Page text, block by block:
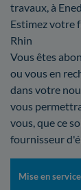
travaux, à
Estimez votre
Rhin
Vous êtes
ou vous en
dans votre
vous
vous, que ce
fournisseur
Mise en